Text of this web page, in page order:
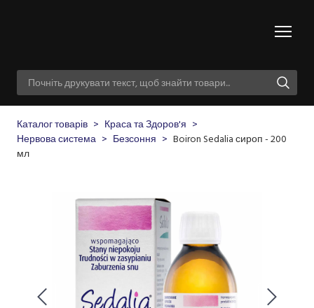
Каталог товарів
Краса та Здоров'я
Нервова система
Безсоння
Boiron Sedalia сироп - 200
мл